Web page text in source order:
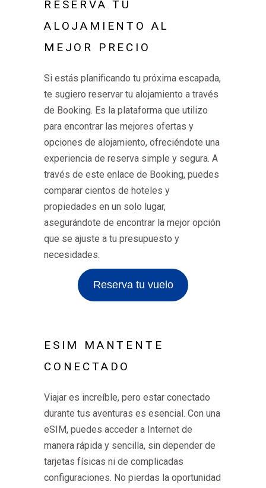
RESERVA TU
ALOJAMIENTO AL
MEJOR PRECIO
Si estás planificando tu próxima escapada,
te sugiero reservar tu alojamiento a través
de Booking. Es la plataforma que utilizo
para encontrar las mejores ofertas y
opciones de alojamiento, ofreciéndote una
experiencia de reserva simple y segura. A
través de este enlace de Booking, puedes
comparar cientos de hoteles y
propiedades en un solo lugar,
asegurándote de encontrar la mejor opción
que se ajuste a tu presupuesto y
necesidades.
Reserva tu vuelo
ESIM MANTENTE
CONECTADO
Viajar es increíble, pero estar conectado
durante tus aventuras es esencial. Con una
eSIM, puedes acceder a Internet de
manera rápida y sencilla, sin depender de
tarjetas físicas ni de complicadas
configuraciones. No pierdas la oportunidad